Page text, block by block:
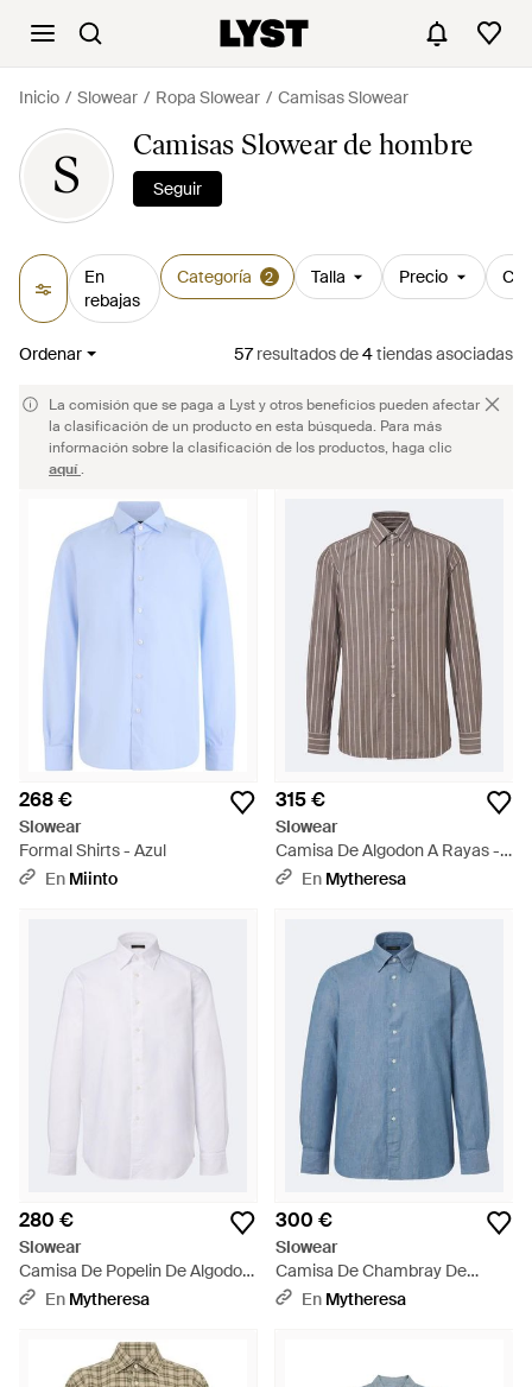
Inicio Slowear Ropa Slowear Camisas Slowear
S
Camisas Slowear de hombre
Seguir
En
rebajas
Categoría 2 Talla Precio
Ordenar 57resultadosde4tiendas asociadas
La comisión que se paga a Lyst y otros beneficios pueden afectar
la clasificación de un producto en esta búsqueda. Para más
información sobre la clasificación de los productos, haga clic
aquí.
268 €
Slowear
Formal Shirts - Azul
En Miinto
315 €
Slowear
Camisa De Algodon A Rayas -
Marrón
En Mytheresa
280 €
Slowear
Camisa De Popelin De Algodon
- Blanco
En Mytheresa
300 €
Slowear
Camisa De Chambray De
Algodon - Azul
En Mytheresa